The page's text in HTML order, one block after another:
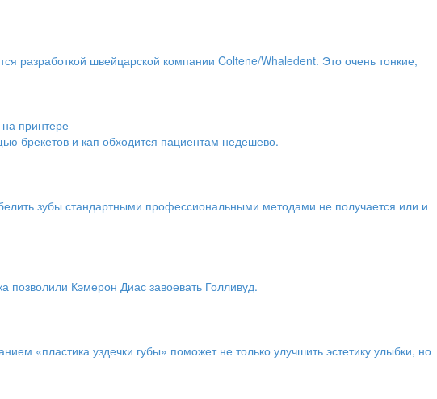
разработкой швейцарской компании Coltene/Whaledent. Это очень тонкие,
принтере
брекетов и кап обходится пациентам недешево.
зубы стандартными профессиональными методами не получается или и
Кэмерон Диас завоевать Голливуд.
«пластика уздечки губы» поможет не только улучшить эстетику улыбки, но